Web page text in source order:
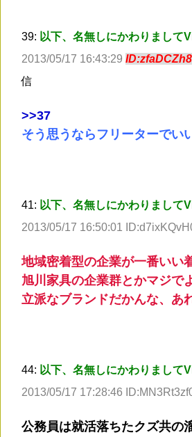
39: 以下、名無しにかわりまして
2013/05/17 16:43:29
信
>>37
そう思うならフリーターでい
41: 以下、名無しにかわりまして
2013/05/17 16:50:01
地域密着型の企業が一番いい
旭川家具の企業群とかマジで
立派なブランドだかんな、あ
44: 以下、名無しにかわりまして
2013/05/17 17:28:46
公務員は就活落ちたクズ共の